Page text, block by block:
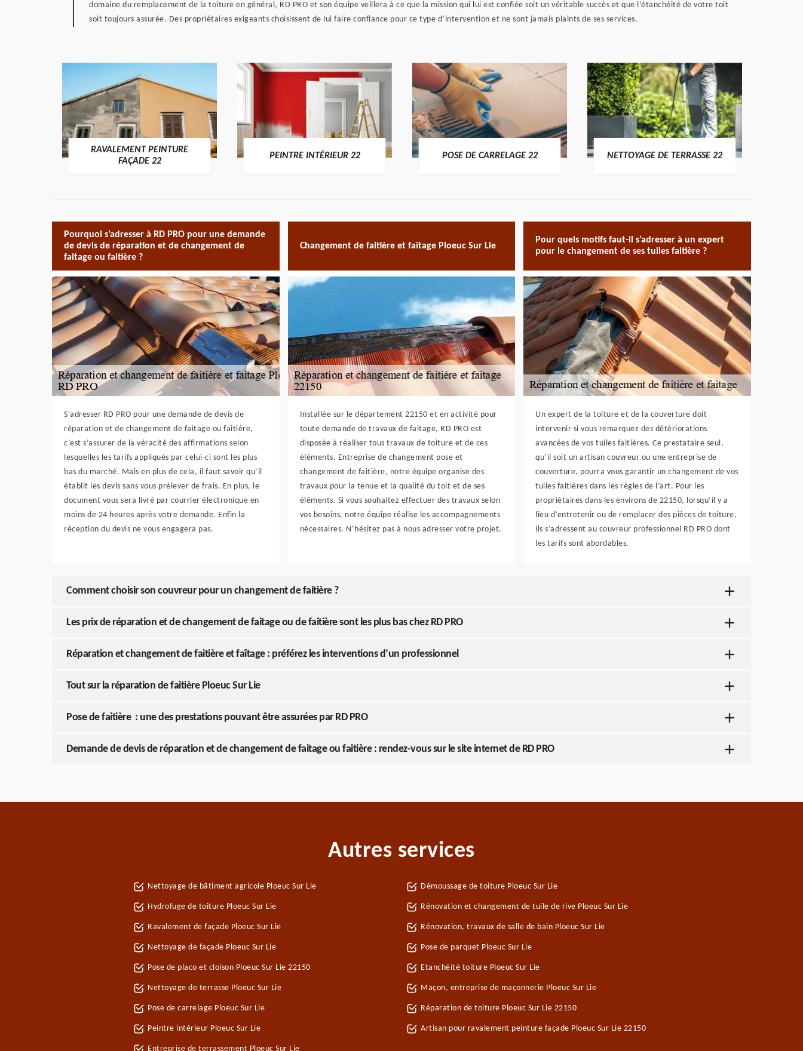
domaine du remplacement de la toiture en général, RD PRO et son équipe veillera à ce que la mission qui lui est confiée soit un véritable succès et que l’étanchéité de votre toit
soit toujours assurée. Des propriétaires exigeants choisissent de lui faire confiance pour ce type d’intervention et ne sont jamais plaints de ses services.
RAVALEMENT PEINTURE
FAÇADE 22
PEINTRE INTÉRIEUR 22 POSE DE CARRELAGE 22 NETTOYAGE DE TERRASSE 22
Pourquoi s’adresser à RD PRO pour une demande
de devis de réparation et de changement de
faitage ou faitière ?
S’adresser RD PRO pour une demande de devis de
réparation et de changement de faitage ou faitière,
c’est s’assurer de la véracité des affirmations selon
lesquelles les tarifs appliqués par celui-ci sont les plus
bas du marché. Mais en plus de cela, il faut savoir qu’il
établit les devis sans vous prélever de frais. En plus, le
document vous sera livré par courrier électronique en
moins de 24 heures après votre demande. Enfin la
réception du devis ne vous engagera pas.
Changement de faitière et faîtage Ploeuc Sur Lie
Installée sur le département 22150 et en activité pour
toute demande de travaux de faitage, RD PRO est
disposée à réaliser tous travaux de toiture et de ces
éléments. Entreprise de changement pose et
changement de faitière, notre équipe organise des
travaux pour la tenue et la qualité du toit et de ses
éléments. Si vous souhaitez effectuer des travaux selon
vos besoins, notre équipe réalise les accompagnements
nécessaires. N’hésitez pas à nous adresser votre projet.
Pour quels motifs faut-il s’adresser à un expert
pour le changement de ses tuiles faitière ?
Un expert de la toiture et de la couverture doit
intervenir si vous remarquez des détériorations
avancées de vos tuiles faitières. Ce prestataire seul,
qu’il soit un artisan couvreur ou une entreprise de
couverture, pourra vous garantir un changement de vos
tuiles faitières dans les règles de l’art. Pour les
propriétaires dans les environs de 22150, lorsqu’il y a
lieu d’entretenir ou de remplacer des pièces de toiture,
ils s’adressent au couvreur professionnel RD PRO dont
les tarifs sont abordables.
Comment choisir son couvreur pour un changement de faitière ?
Les prix de réparation et de changement de faitage ou de faitière sont les plus bas chez RD PRO
Réparation et changement de faitière et faîtage : préférez les interventions d’un professionnel
Tout sur la réparation de faitière Ploeuc Sur Lie
Pose de faitière : une des prestations pouvant être assurées par RD PRO
Demande de devis de réparation et de changement de faitage ou faitière : rendez-vous sur le site internet de RD PRO
Autres services
Nettoyage de bâtiment agricole Ploeuc Sur Lie
Hydrofuge de toiture Ploeuc Sur Lie
Ravalement de façade Ploeuc Sur Lie
Nettoyage de façade Ploeuc Sur Lie
Pose de placo et cloison Ploeuc Sur Lie 22150
Nettoyage de terrasse Ploeuc Sur Lie
Pose de carrelage Ploeuc Sur Lie
Peintre intérieur Ploeuc Sur Lie
Entreprise de terrassement Ploeuc Sur Lie
Démoussage de toiture Ploeuc Sur Lie
Rénovation et changement de tuile de rive Ploeuc Sur Lie
Rénovation, travaux de salle de bain Ploeuc Sur Lie
Pose de parquet Ploeuc Sur Lie
Etanchéité toiture Ploeuc Sur Lie
Maçon, entreprise de maçonnerie Ploeuc Sur Lie
Réparation de toiture Ploeuc Sur Lie 22150
Artisan pour ravalement peinture façade Ploeuc Sur Lie 22150